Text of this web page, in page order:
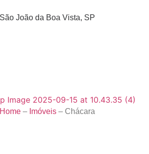
João da Boa Vista, SP
Home– Imóveis– Chácara